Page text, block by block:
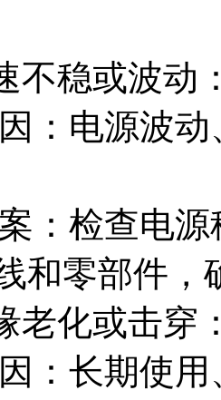
不稳或波动
：电源波
：检查电
和零部件，
老化或击穿
：长期使